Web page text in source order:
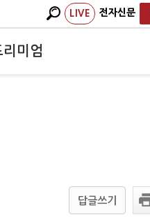
LIVE 전자신문
리미엄
답글쓰기